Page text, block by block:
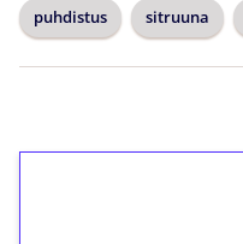
puhdistus sitruuna